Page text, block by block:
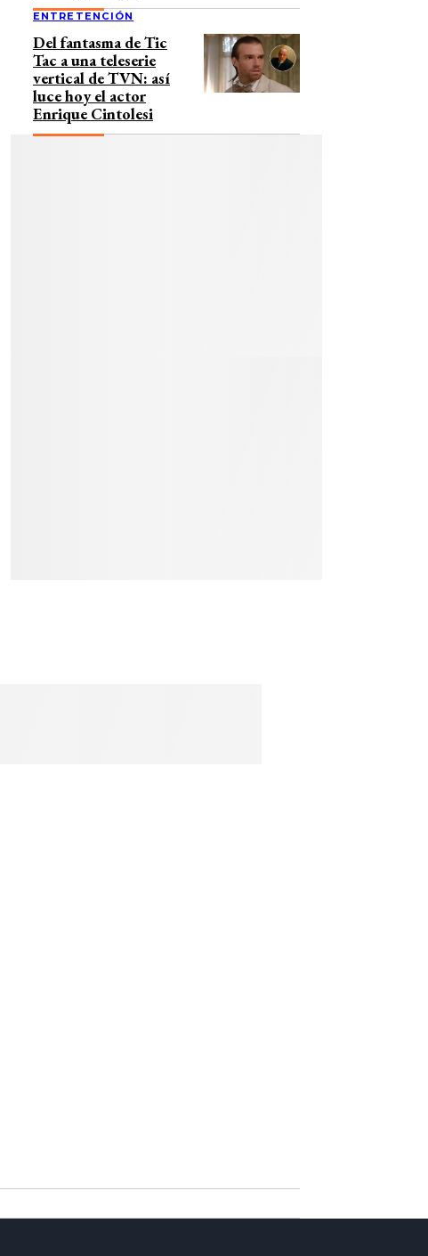
ENTRETENCIÓN
Del fantasma de Tic
Tac a una teleserie
vertical de TVN: así
luce hoy el actor
Enrique Cintolesi